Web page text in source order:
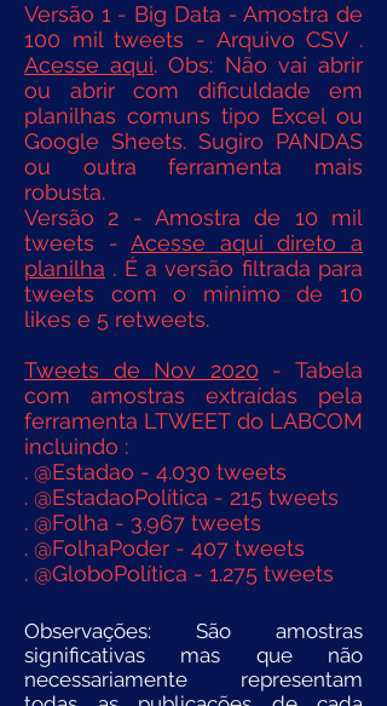
Versão 1 - Big Data - Amostra de
100 mil tweets - Arquivo CSV .
Acesse aqui. Obs: Não vai abrir
ou abrir com dificuldade em
planilhas comuns tipo Excel ou
Google Sheets. Sugiro PANDAS
ou outra ferramenta mais
robusta.
Versão 2 - Amostra de 10 mil
tweets -Acesse aqui direto a
planilha . É a versão filtrada para
tweets com o mínimo de 10
likes e 5 retweets.
Tweets de Nov 2020 - Tabela
com amostras extraídas pela
ferramenta LTWEET do LABCOM
incluindo :
. @Estadao - 4.030 tweets
. @EstadaoPolítica - 215 tweets
. @Folha - 3.967 tweets
. @FolhaPoder - 407 tweets
. @GloboPolítica - 1.275 tweets
Observações: São amostras
significativas mas que não
necessariamente representam